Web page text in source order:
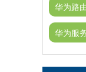
华为路
华为服